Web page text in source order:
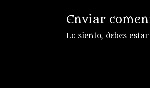
Enviar
Lo siento, debes estar